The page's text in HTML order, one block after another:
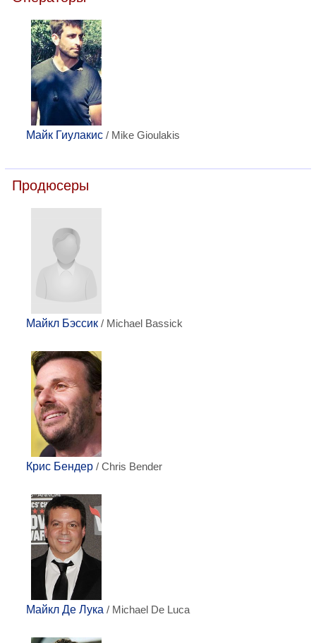
Майк Гиулакис / Mike Gioulakis
Продюсеры
Майкл Бэссик / Michael Bassick
Крис Бендер / Chris Bender
Майкл Де Лука / Michael De Luca